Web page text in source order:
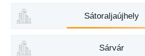
Sátoraljaújhely
Sárvár